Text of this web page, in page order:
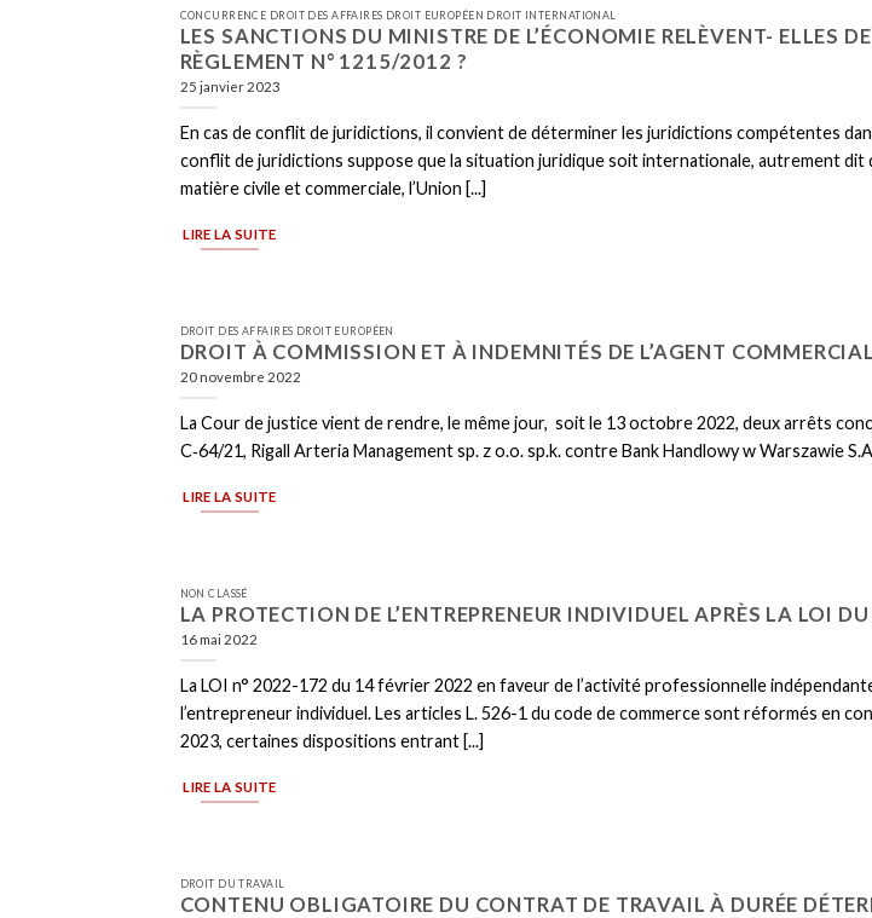
CONCURRENCE DROIT DES AFFAIRES DROIT EUROPÉEN DROIT INTERNATIONAL
LES SANCTIONS DU MINISTRE DE L’ÉCONOMIE RELÈVENT- ELLES
RÈGLEMENT N° 1215/2012 ?
25 janvier 2023
En cas de conflit de juridictions, il convient de déterminer les juridictions compétentes
conflit de juridictions suppose que la situation juridique soit internationale, autrement dit
matière civile et commerciale, l’Union [...]
LIRE LA SUITE
DROIT DES AFFAIRES DROIT EUROPÉEN
DROIT À COMMISSION ET À INDEMNITÉS DE L’AGENT COMMERCIAL
20 novembre 2022
La Cour de justice vient de rendre, le même jour, soit le 13 octobre 2022, deux arrêts
C‑64/21, Rigall Arteria Management sp. z o.o. sp.k. contre Bank Handlowy w Warszawie
LIRE LA SUITE
NON CLASSÉ
LA PROTECTION DE L’ENTREPRENEUR INDIVIDUEL APRÈS LA LOI
16 mai 2022
La LOI n° 2022-172 du 14 février 2022 en faveur de l’activité professionnelle
l’entrepreneur individuel. Les articles L. 526-1 du code de commerce sont réformés en
2023, certaines dispositions entrant [...]
LIRE LA SUITE
DROIT DU TRAVAIL
CONTENU OBLIGATOIRE DU CONTRAT DE TRAVAIL À DURÉE